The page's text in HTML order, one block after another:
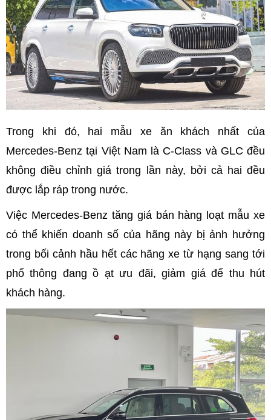
Trong khi đó, hai mẫu xe ăn khách nhất của
Mercedes-Benz tại Việt Nam là C-Class và GLC đều
không điều chỉnh giá trong lần này, bởi cả hai đều
được lắp ráp trong nước.
Việc Mercedes-Benz tăng giá bán hàng loạt mẫu xe
có thể khiến doanh số của hãng này bị ảnh hưởng
trong bối cảnh hầu hết các hãng xe từ hạng sang tới
phổ thông đang ồ ạt ưu đãi, giảm giá để thu hút
khách hàng.